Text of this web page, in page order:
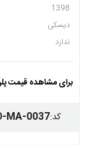
1398
دیسکی
ندارد
برای مشاهده قیمت پلن
کد:
MA-0037